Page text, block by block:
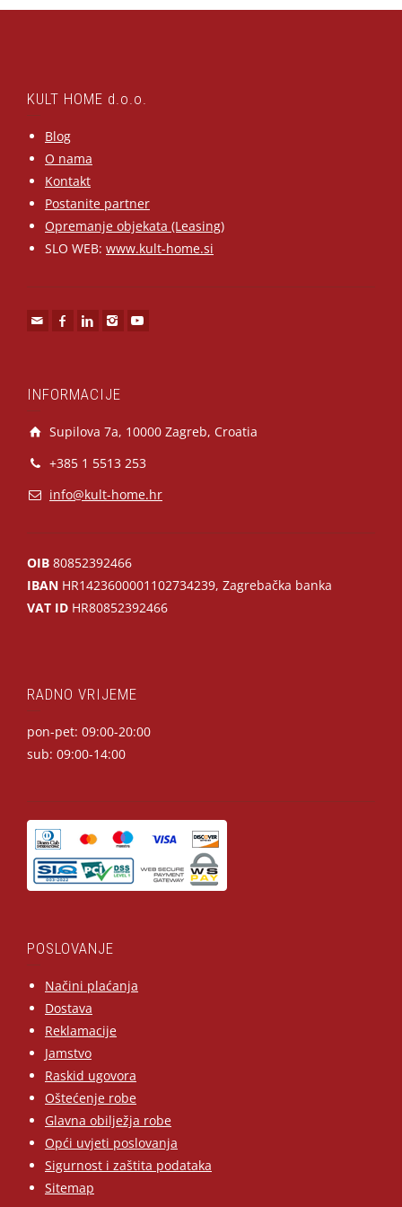
KULT HOME d.o.o.
Blog
O nama
Kontakt
Postanite partner
Opremanje objekata (Leasing)
SLO WEB: www.kult-home.si
INFORMACIJE
Supilova 7a, 10000 Zagreb, Croatia
+385 1 5513 253
info@kult-home.hr
OIB 80852392466
IBAN HR1423600001102734239, Zagrebačka banka
VAT ID HR80852392466
RADNO VRIJEME
pon-pet: 09:00-20:00
sub: 09:00-14:00
POSLOVANJE
Načini plaćanja
Dostava
Reklamacije
Jamstvo
Raskid ugovora
Oštećenje robe
Glavna obilježja robe
Opći uvjeti poslovanja
Sigurnost i zaštita podataka
Sitemap